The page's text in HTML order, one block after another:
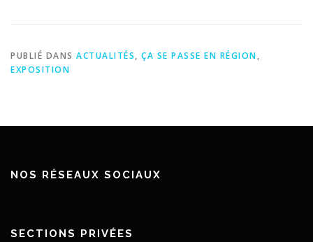
PUBLIÉ DANS ACTUALITÉS, ÇA SE PASSE EN RÉGION,
EXPOSITION
NOS RÉSEAUX SOCIAUX
SECTIONS PRIVÉES